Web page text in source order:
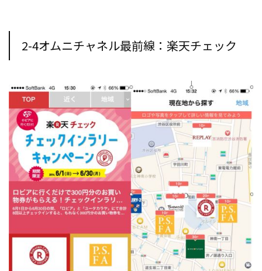
2-4オムニチャネル最前線：楽天チェック